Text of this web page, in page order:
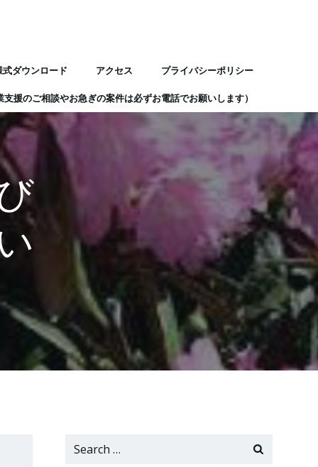
式ダウンロード アクセス プライバシーポリシー
援のご相談やお急ぎの案件は必ずお電話でお願いします）
Search